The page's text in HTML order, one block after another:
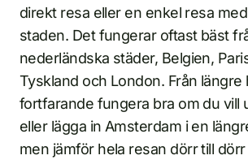
direkt resa eller en enkel resa
staden. Det fungerar oftast bäst
nederländska städer, Belgien,
Tyskland och London. Från längre
fortfarande fungera bra om du vill
eller lägga in Amsterdam i en
men jämför hela resan dörr till